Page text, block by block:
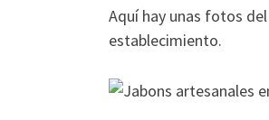
Aquí hay unas fotos del
establecimiento.